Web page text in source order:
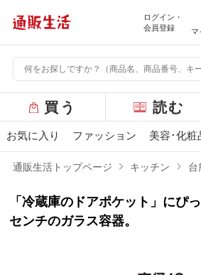
ログイン・
会員登録
マ
ー
バ
ー
買う 読む
お気に入り ファッション 美容･化粧
通販生活トップページ キッチン 台
「冷蔵庫のドアポケット」にぴ
センチのガラス容器。